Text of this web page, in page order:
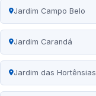
Jardim Campo Belo
Jardim Carandá
Jardim das Hortênsias